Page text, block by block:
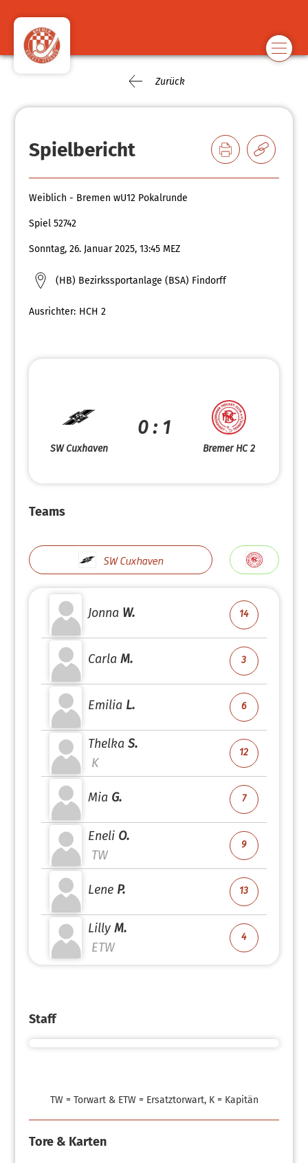
Zurück
Spielbericht
Weiblich - Bremen wU12 Pokalrunde
Spiel 52742
Sonntag, 26. Januar 2025, 13:45 MEZ
(HB) Bezirkssportanlage (BSA) Findorff
Ausrichter: HCH 2
SW Cuxhaven
0 : 1
Bremer HC 2
Teams
SW Cuxhaven
Jonna W. 14
Carla M. 3
Emilia L. 6
Thelka S.
K
12
Mia G. 7
Eneli O.
TW
9
Lene P. 13
Lilly M.
ETW
4
Staff
TW = Torwart & ETW = Ersatztorwart, K = Kapitän
Tore & Karten